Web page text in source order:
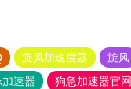
旋风加速度器 旋风
速器
狗急加速器官网